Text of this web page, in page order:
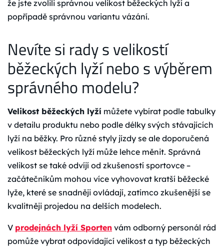
že jste zvolili správnou velikost běžeckých lyží a
popřípadě správnou variantu vázání.
Nevíte si rady s velikostí
běžeckých lyží nebo s výběrem
správného modelu?
Velikost běžeckých lyží můžete vybírat podle tabulky
v detailu produktu nebo podle délky svých stávajících
lyží na běžky. Pro různé styly jízdy se ale doporučená
velikost běžeckých lyží může lehce měnit. Správná
velikost se také odvíjí od zkušeností sportovce –
začátečníkům mohou více vyhovovat kratší běžecké
lyže, které se snadněji ovládají, zatímco zkušenější se
kvalitněji projedou na delších modelech.
V prodejnách lyží Sporten vám odborný personál rád
pomůže vybrat odpovídající velikost a typ běžeckých